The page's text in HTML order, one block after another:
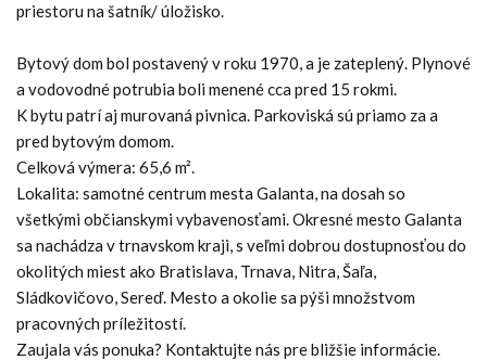
priestoru na šatník/ úložisko.
Bytový dom bol postavený v roku 1970, a je zateplený. Plynové
a vodovodné potrubia boli menené cca pred 15 rokmi.
K bytu patrí aj murovaná pivnica. Parkoviská sú priamo za a
pred bytovým domom.
Celková výmera: 65,6 m².
Lokalita: samotné centrum mesta Galanta, na dosah so
všetkými občianskymi vybavenosťami. Okresné mesto Galanta
sa nachádza v trnavskom kraji, s veľmi dobrou dostupnosťou do
okolitých miest ako Bratislava, Trnava, Nitra, Šaľa,
Sládkovičovo, Sereď. Mesto a okolie sa pýši množstvom
pracovných príležitostí.
Zaujala vás ponuka? Kontaktujte nás pre bližšie informácie.